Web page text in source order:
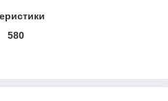
580